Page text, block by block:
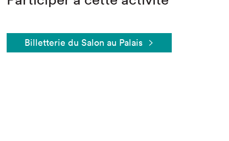
Billetterie du Salon au Palais